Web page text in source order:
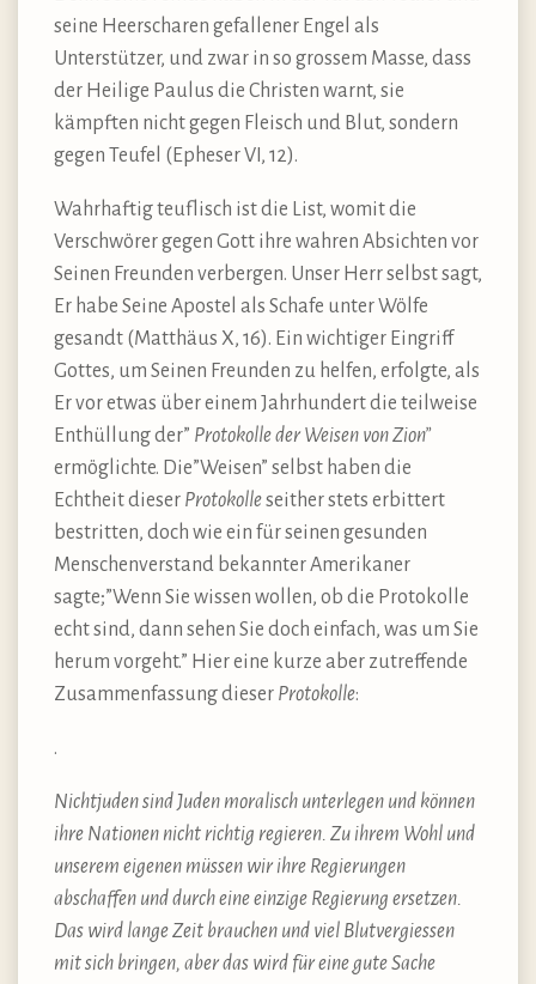
seine Heerscharen gefallener Engel als
Unterstützer, und zwar in so grossem Masse, dass
der Heilige Paulus die Christen warnt, sie
kämpften nicht gegen Fleisch und Blut, sondern
gegen Teufel (Epheser VI, 12).
Wahrhaftig teuflisch ist die List, womit die
Verschwörer gegen Gott ihre wahren Absichten vor
Seinen Freunden verbergen. Unser Herr selbst sagt,
Er habe Seine Apostel als Schafe unter Wölfe
gesandt (Matthäus X, 16). Ein wichtiger Eingriff
Gottes, um Seinen Freunden zu helfen, erfolgte, als
Er vor etwas über einem Jahrhundert die teilweise
Enthüllung der” Protokolle der Weisen von Zion”
ermöglichte. Die”Weisen” selbst haben die
Echtheit dieser Protokolleseither stets erbittert
bestritten, doch wie ein für seinen gesunden
Menschenverstand bekannter Amerikaner
sagte;”Wenn Sie wissen wollen, ob die Protokolle
echt sind, dann sehen Sie doch einfach, was um Sie
herum vorgeht.” Hier eine kurze aber zutreffende
Zusammenfassung dieser Protokolle:
.
Nichtjuden sind Juden moralisch unterlegen und können
ihre Nationen nicht richtig regieren. Zu ihrem Wohl und
unserem eigenen müssen wir ihre Regierungen
abschaffen und durch eine einzige Regierung ersetzen.
Das wird lange Zeit brauchen und viel Blutvergiessen
mit sich bringen, aber das wird für eine gute Sache